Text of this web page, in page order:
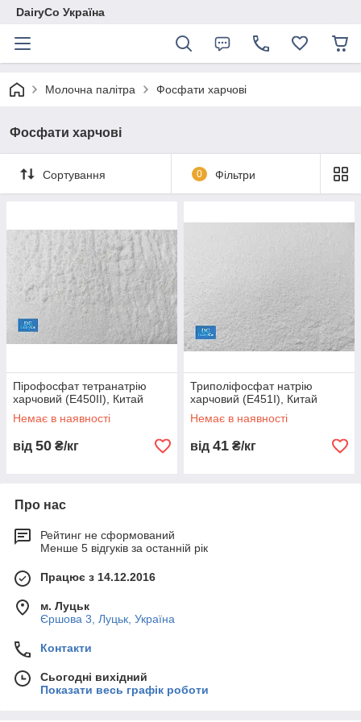
DairyCo Україна
Молочна палітра Фосфати харчові
Фосфати харчові
Сортування 0 Фільтри
Пірофосфат тетранатрію
харчовий (Е450II), Китай
Немає в наявності
від 50 ₴/кг
Триполіфосфат натрію
харчовий (Е451I), Китай
Немає в наявності
від 41 ₴/кг
Про нас
Рейтинг не сформований
Менше 5 відгуків за останній рік
Працює з 14.12.2016
м. Луцьк
Єршова 3, Луцьк, Україна
Контакти
Сьогодні вихідний
Показати весь графік роботи